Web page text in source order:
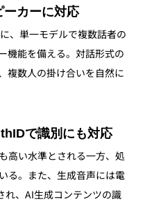
ーカーに対応
、単一モデルで複数話者の
機能を備える。対話形式の
複数人の掛け合いを自然に
で識別にも対応
高い水準とされる一方、処
る。また、生成音声には電
、AI生成コンテンツの識